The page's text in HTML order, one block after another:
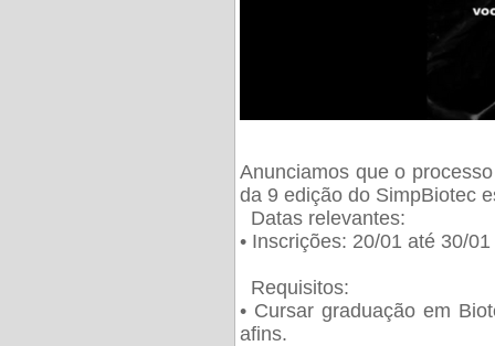
Anunciamos que o
da 9 edição do SimpBiotec
Datas relevantes:
• Inscrições: 20/01 até 30/01
Requisitos:
• Cursar graduação em
afins.